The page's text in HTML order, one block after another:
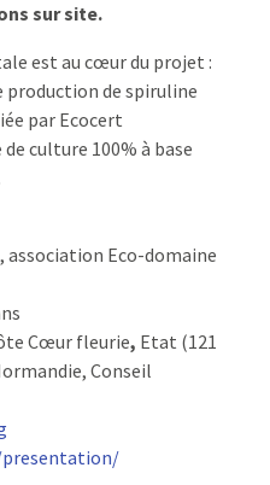
sur site.
est au cœur du projet :
production de spiruline
par Ecocert
culture 100% à base
association Eco-domaine
Cœur fleurie, Etat (121
Conseil